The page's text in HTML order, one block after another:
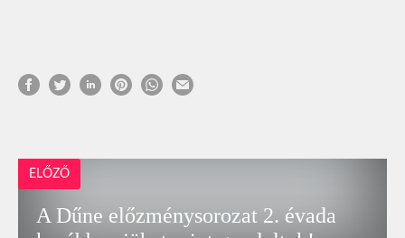
ELŐZŐ
A Dűne előzménysorozat 2. évada